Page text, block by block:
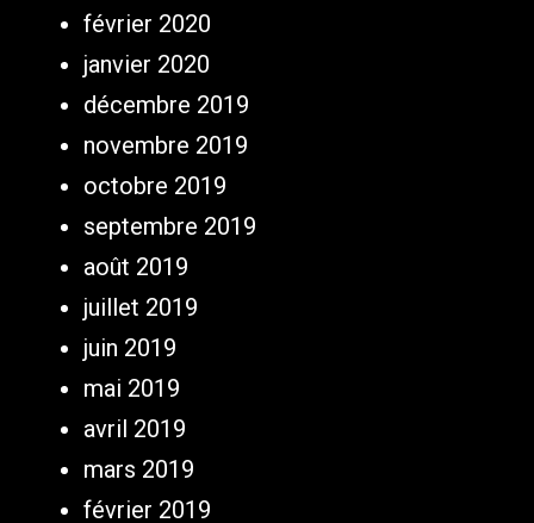
février 2020
janvier 2020
décembre 2019
novembre 2019
octobre 2019
septembre 2019
août 2019
juillet 2019
juin 2019
mai 2019
avril 2019
mars 2019
février 2019